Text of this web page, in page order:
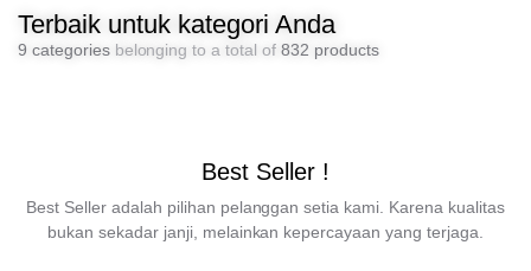
Terbaik untuk kategori Anda
9 categoriesbelonging to a total of 832 products
Best Seller !
Best Seller adalah pilihan pelanggan setia kami. Karena kualitas
bukan sekadar janji, melainkan kepercayaan yang terjaga.